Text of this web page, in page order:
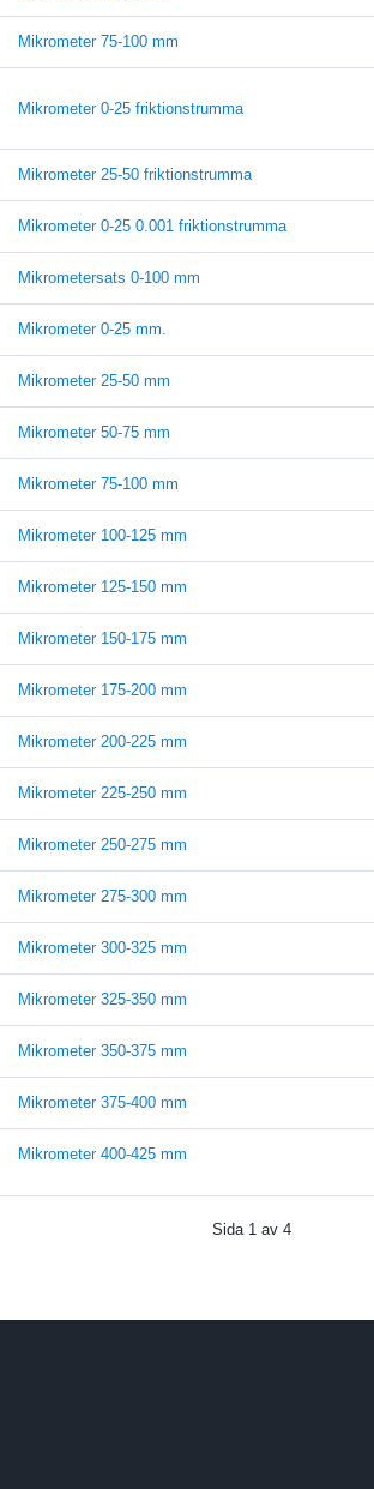
Mikrometer 75-100 mm
Mikrometer 0-25 friktionstrumma
Mikrometer 25-50 friktionstrumma
Mikrometer 0-25 0.001 friktionstrumma
Mikrometersats 0-100 mm
Mikrometer 0-25 mm.
Mikrometer 25-50 mm
Mikrometer 50-75 mm
Mikrometer 75-100 mm
Mikrometer 100-125 mm
Mikrometer 125-150 mm
Mikrometer 150-175 mm
Mikrometer 175-200 mm
Mikrometer 200-225 mm
Mikrometer 225-250 mm
Mikrometer 250-275 mm
Mikrometer 275-300 mm
Mikrometer 300-325 mm
Mikrometer 325-350 mm
Mikrometer 350-375 mm
Mikrometer 375-400 mm
Mikrometer 400-425 mm
Sida 1 av 4